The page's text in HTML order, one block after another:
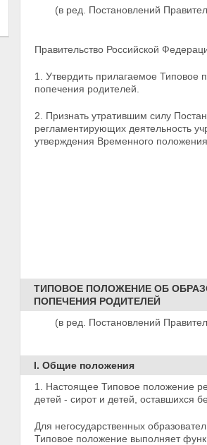
(в ред. Постановлений
Правительство Российской
1. Утвердить прилагаемое Типовое
попечения родителей.
2. Признать утратившим силу
регламентирующих деятельность
утверждения Временного
ТИПОВОЕ ПОЛОЖЕНИЕ ОБ
ПОПЕЧЕНИЯ РОДИТЕЛЕЙ
(в ред. Постановлений
I. Общие положения
1. Настоящее Типовое положение
детей - сирот и детей, оставшихся
Для негосударственных
Типовое положение выполняет